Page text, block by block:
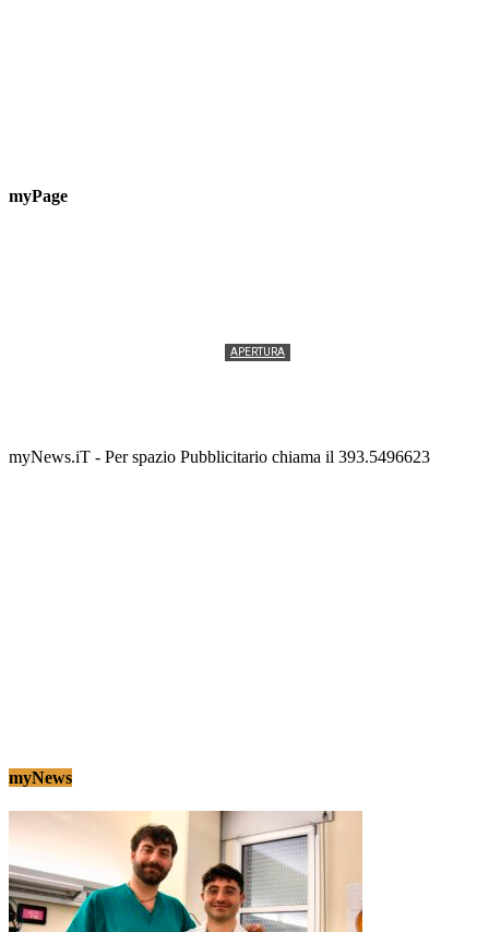
myPage
APERTURA
myNews.iT - Per spazio Pubblicitario chiama il 393.5496623
myNews